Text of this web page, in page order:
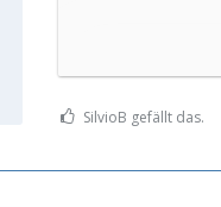
Sie verkauft
SEPA-
SilvioB gefällt das.